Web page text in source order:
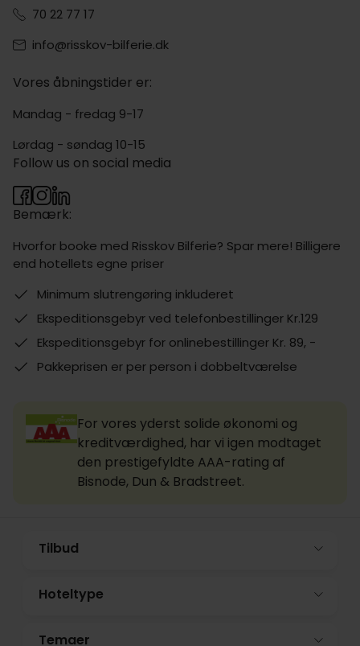
70 22 77 17
info@risskov-bilferie.dk
Vores åbningstider er:
Mandag - fredag 9-17
Lørdag - søndag 10-15
Bemærk:
Hvorfor booke med Risskov Bilferie? Spar mere! Billigere
end hotellets egne priser
Minimum slutrengøring inkluderet
Ekspeditionsgebyr ved telefonbestillinger Kr.129
Ekspeditionsgebyr for onlinebestillinger Kr. 89, -
Pakkeprisen er per person i dobbeltværelse
Follow us on social media
For vores yderst solide økonomi og
kreditværdighed, har vi igen modtaget
den prestigefyldte AAA-rating af
Bisnode, Dun & Bradstreet.
Tilbud
Hoteltype
Temaer